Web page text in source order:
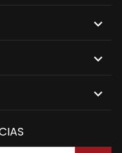


